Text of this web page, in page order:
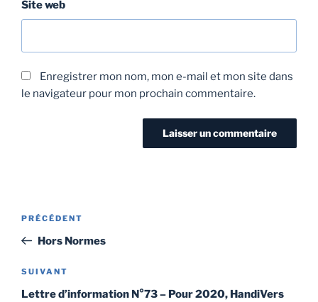
Site web
Enregistrer mon nom, mon e-mail et mon site dans
le navigateur pour mon prochain commentaire.
PRÉCÉDENT
Hors Normes
SUIVANT
Lettre d’information N°73 – Pour 2020, HandiVers